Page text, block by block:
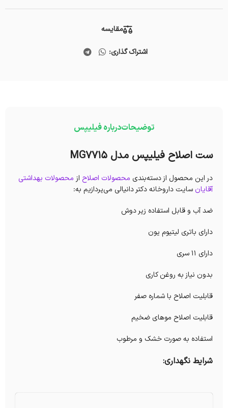
مقایسه
اشتراک گذاری:
توضیحاتدرباره فیلیپس
ست اصلاح فیلیپس مدل MG7715
در این محصول از دسته‌بندی محصولات اصلاح از محصولات بهداشتی
آقایان سایت داروخانه دکتر دانیالی می‌پردازیم به:
ضد آب و قابل استفاده زیر دوش
دارای باتری لیتیوم یون
دارای ۱۱ سری
بدون نیاز به روغن کاری
قابلیت اصلاح با شماره صفر
قابلیت اصلاح موهای ضخیم
استفاده به صورت خشک و مرطوب
شرایط نگهداری: